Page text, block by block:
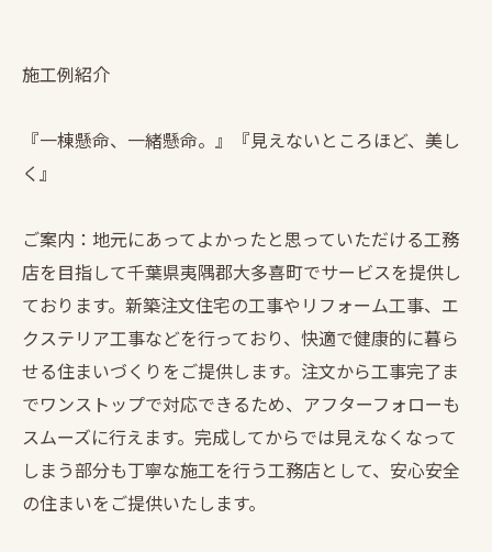
施工例紹介
『一棟懸命、一緒懸命。』『見えないところほど、美し
く』
ご案内：地元にあってよかったと思っていただける工務
店を目指して千葉県夷隅郡大多喜町でサービスを提供し
ております。新築注文住宅の工事やリフォーム工事、エ
クステリア工事などを行っており、快適で健康的に暮ら
せる住まいづくりをご提供します。注文から工事完了ま
でワンストップで対応できるため、アフターフォローも
スムーズに行えます。完成してからでは見えなくなって
しまう部分も丁寧な施工を行う工務店として、安心安全
の住まいをご提供いたします。